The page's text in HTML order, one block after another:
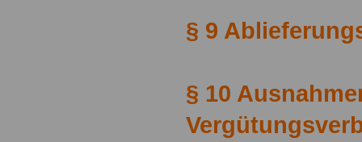
§ 9
§ 10